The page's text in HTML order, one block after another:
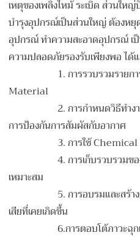
เหตุของเพลิงไหม้ ระเบิด ส่วนให
บำรุงอุปกรณ์เป็นส่วนใหญ่ ต้องห
อุปกรณ์ ทำความสะอาดอุปกรณ์ เ
ความปลอดภัยรองรับเพียงพอ ได้
1.การรวบรวมราย
Material
2.การกำหนดวิธีทำง
การป้องกันการสัมผัสกับอากาศ
3.การใช้
4.การเก็บรวบรวมข
เหมาะสม
5.การอบรมและสร้
เสียที่เคยเกิดขึ้น
6.การตอบโต้ภาวะฉุ